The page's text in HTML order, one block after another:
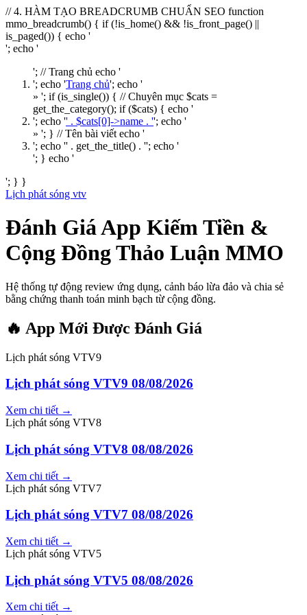
// 4. HÀM TẠO BREADCRUMB CHUẨN SEO function
mmo_breadcrumb() { if (!is_home() && !is_front_page() ||
is_paged()) { echo '
'; echo '
'; // Trang chủ echo '
'; echo 'Trang chủ'; echo '
» '; if (is_single()) { // Chuyên mục $cats =
get_the_category(); if ($cats) { echo '
'; echo '' . $cats[0]->name . ''; echo '
» '; } // Tên bài viết echo '
'; echo '' . get_the_title() . ''; echo '
'; } echo '
'; } }
Lịch phát sóng vtv
Đánh Giá App Kiếm Tiền &
Cộng Đồng Thảo Luận MMO
Hệ thống tự động review ứng dụng, cảnh báo lừa đảo và chia sẻ
bằng chứng thanh toán minh bạch từ cộng đồng.
🔥 App Mới Được Đánh Giá
Lịch phát sóng VTV9
Lịch phát sóng VTV9 08/08/2026
Xem chi tiết →
Lịch phát sóng VTV8
Lịch phát sóng VTV8 08/08/2026
Xem chi tiết →
Lịch phát sóng VTV7
Lịch phát sóng VTV7 08/08/2026
Xem chi tiết →
Lịch phát sóng VTV5
Lịch phát sóng VTV5 08/08/2026
Xem chi tiết →